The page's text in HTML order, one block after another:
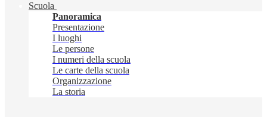
Scuola
Panoramica
Presentazione
I luoghi
Le persone
I numeri della scuola
Le carte della scuola
Organizzazione
La storia